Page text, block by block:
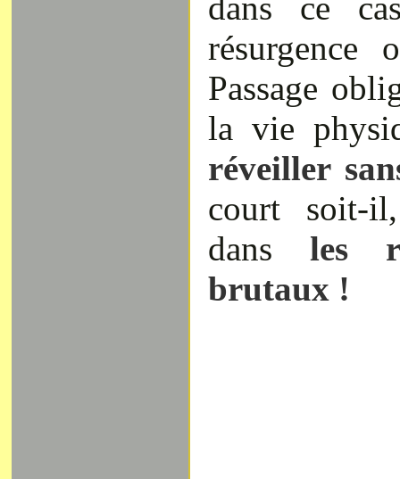
résurgence
Passage
la vie
réveiller
court soit-
dans les
brutaux !